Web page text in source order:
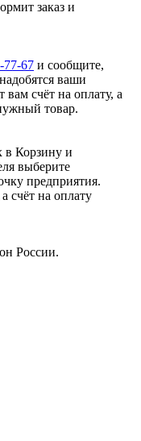
заказ и
77-67 и сообщите,
ваши
счёт на оплату, а
товар.
в Корзину и
выберите
предприятия.
счёт на оплату
России.